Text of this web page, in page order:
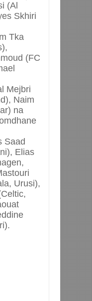
(Al
Skhiri
Tka
(FC
Mejbri
Naim
na
Saad
Elias
Urusi),